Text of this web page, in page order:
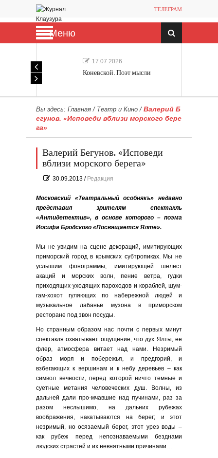
ТЕЛЕГРАМ
Меню
17.07.2026
Коневской. Поэт мысли
Вы здесь: Главная / Театр и Кино / Валерий Б
егунов. «Исповеди вблизи морского бере
га»
Валерий Бегунов. «Исповеди
вблизи морского берега»
30.09.2013 / Редакция
Московский «Театральный особнякъ» недавно
представил зрителям спектакль
«Антидетектив», в основе которого – поэма
Иосифа Бродского «Посвящается Ялте».
Мы не увидим на сцене декораций, имитирующих
приморский город в крымских субтропиках. Мы не
услышим фонограммы, имитирующей шелест
акаций и морских волн, пение ветра, гудки
приходящих-уходящих пароходов и кораблей, шум-
гам-хохот гуляющих по набережной людей и
музыкальное лабанье музона в приморском
ресторане под звон посуды.
Но странным образом нас почти с первых минут
спектакля охватывает ощущение, что дух Ялты, ее
флер, атмосфера витает над нами. Незримый
образ моря и побережья, и предгорий, и
взбегающих к вершинам и к небу деревьев – как
символ вечности, перед которой ничто темные и
суетные метания человеческих душ. Волны, из
дальней дали про-мчавшие над пучинами, раз за
разом неслышимо, на дальних рубежах
воображения, накатываются на берег; и этот
незримый, но осязаемый берег, этот урез воды –
как рубеж перед непознаваемыми безднами
людских страстей и их невнятными причинами…